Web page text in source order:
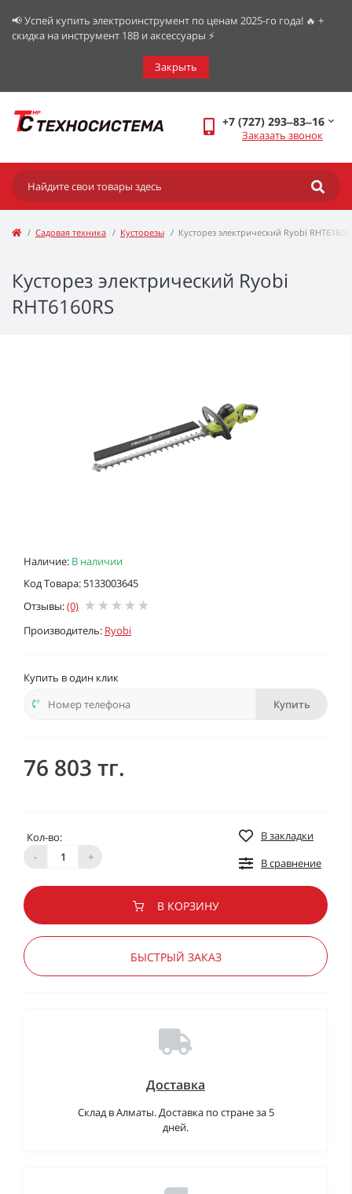
📢 Успей купить электроинструмент по ценам 2025-го года! 🔥 +
скидка на инструмент 18В и аксессуары ⚡️
Закрыть
+7 (727) 293‒83‒16
Заказать звонок
Садовая техника Кусторезы Кусторез электрический Ryobi
Кусторез электрический Ryobi
RHT6160RS
Наличие: В наличии
Код Товара: 5133003645
Отзывы:(0)
Производитель: Ryobi
Купить в один клик
Купить
76 803 тг.
Кол-во:
-
+
В закладки
В сравнение
В КОРЗИНУ
БЫСТРЫЙ ЗАКАЗ
Доставка
Склад в Алматы. Доставка по стране за 5
дней.